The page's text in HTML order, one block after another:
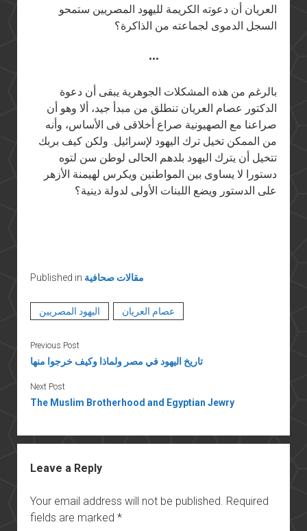
العريان أن دعوته الكريمة لليهود المصريين ستمحو
السجل الدموى لجماعته من الذاكرة؟
•••
بالرغم من هذه المشكلات الجوهرية يبقى أن دعوة
الدكتور عصام العريان تنطلق من مبدأ جيد، ألا وهو أن
صراعنا مع الصهيونية صراع أخلاقى فى الأساس، وأنه
من الممكن تخيل ترك اليهود لإسرائيل. ولكن كيف بربك
تتخيل أن يترك اليهود بلدهم الحالى لوطن سن لتوه
دستورا لا يساوى بين المواطنين ويكرس لهيمنة الأزهر
على الدستور ويضع اللبنات الأولى لدولة دينية؟
Published in مقالات صحافية
اليهود المصريين عصام العريان
Previous Post
تاريخ اليهود في مصر ولماذا وكيف خرجوا منها
Next Post
The Muslim Brotherhood and Egyptian Jewry
Leave a Reply
Your email address will not be published. Required
fields are marked *